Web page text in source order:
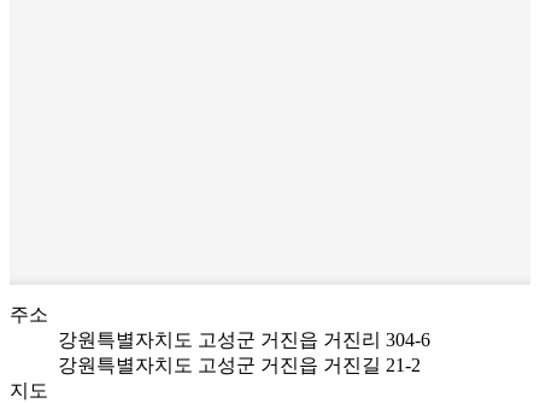
주소
강원특별자치도 고성군 거진읍 거진리 304-6
강원특별자치도 고성군 거진읍 거진길 21-2
지도